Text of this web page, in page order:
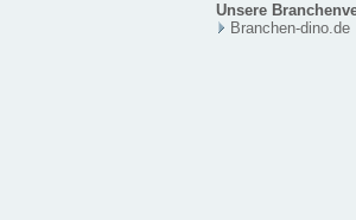
Unsere
Branchen-dino.de